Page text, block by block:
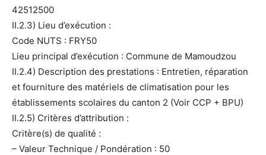
42512500
II.2.3) Lieu d’exécution :
Code NUTS : FRY50
Lieu principal d’exécution : Commune de Mamoudzou
II.2.4) Description des prestations : Entretien, réparation
et fourniture des matériels de climatisation pour les
établissements scolaires du canton 2 (Voir CCP + BPU)
II.2.5) Critères d’attribution :
Critère(s) de qualité :
– Valeur Technique / Pondération : 50